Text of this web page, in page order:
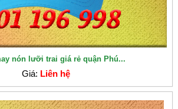
nón lưỡi trai giá rẻ quận Phú...
Giá: Liên hệ